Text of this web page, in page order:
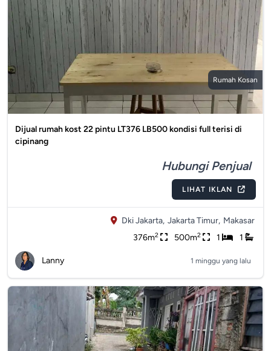
Rumah Kosan
Dijual rumah kost 22 pintu LT376 LB500 kondisi full terisi di
cipinang
Hubungi Penjual
LIHAT IKLAN
Dki Jakarta, Jakarta Timur, Makasar
376m2 500m2 1 1
Lanny 1 minggu yang lalu